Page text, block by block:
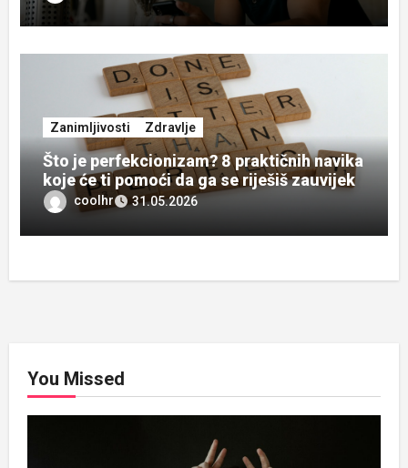
Zanimljivosti Zdravlje
Što je perfekcionizam? 8 praktičnih navika
koje će ti pomoći da ga se riješiš zauvijek
coolhr 31.05.2026
You Missed